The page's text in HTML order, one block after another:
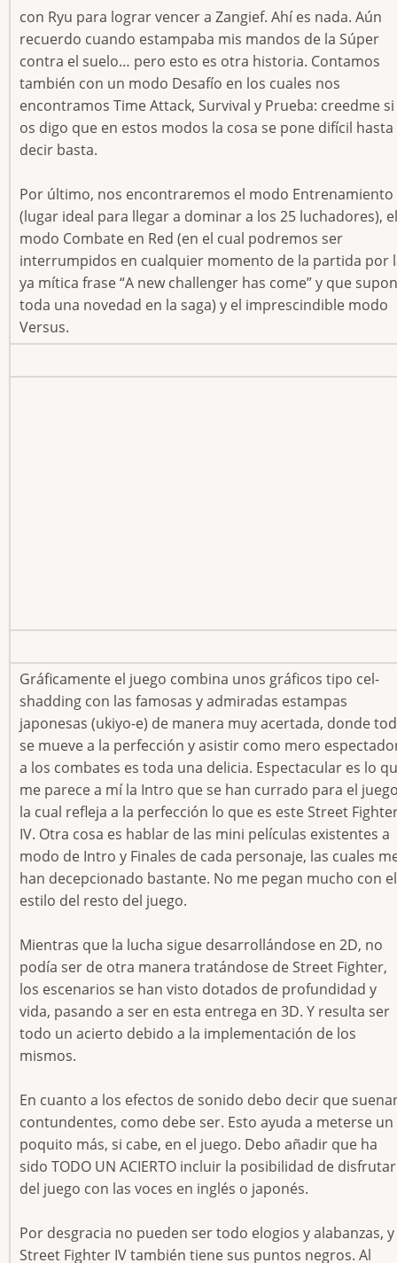
con Ryu para lograr vencer a Zangief. Ahí es nada. Aún
recuerdo cuando estampaba mis mandos de la Súper
contra el suelo… pero esto es otra historia. Contamos
también con un modo Desafío en los cuales nos
encontramos Time Attack, Survival y Prueba: creedme si
os digo que en estos modos la cosa se pone difícil hasta
decir basta.
Por último, nos encontraremos el modo Entrenamiento
(lugar ideal para llegar a dominar a los 25 luchadores), el
modo Combate en Red (en el cual podremos ser
interrumpidos en cualquier momento de la partida por
ya mítica frase “A new challenger has come” y que
toda una novedad en la saga) y el imprescindible modo
Versus.
Gráficamente el juego combina unos gráficos tipo cel-
shadding con las famosas y admiradas estampas
japonesas (ukiyo-e) de manera muy acertada, donde
se mueve a la perfección y asistir como mero
a los combates es toda una delicia. Espectacular es lo
me parece a mí la Intro que se han currado para el
la cual refleja a la perfección lo que es este Street
IV. Otra cosa es hablar de las mini películas existentes a
modo de Intro y Finales de cada personaje, las cuales
han decepcionado bastante. No me pegan mucho con el
estilo del resto del juego.
Mientras que la lucha sigue desarrollándose en 2D, no
podía ser de otra manera tratándose de Street Fighter,
los escenarios se han visto dotados de profundidad y
vida, pasando a ser en esta entrega en 3D. Y resulta ser
todo un acierto debido a la implementación de los
mismos.
En cuanto a los efectos de sonido debo decir que
contundentes, como debe ser. Esto ayuda a meterse un
poquito más, si cabe, en el juego. Debo añadir que ha
sido TODO UN ACIERTO incluir la posibilidad de disfrutar
del juego con las voces en inglés o japonés.
Por desgracia no pueden ser todo elogios y alabanzas, y
Street Fighter IV también tiene sus puntos negros. Al